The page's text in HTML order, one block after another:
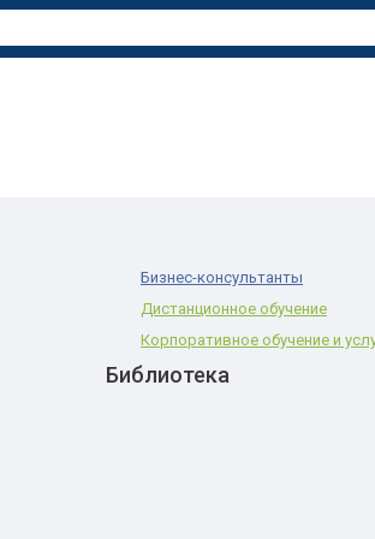
Бизнес-консультанты
Дистанционное обучение
Корпоративное обучение и
Библиотека